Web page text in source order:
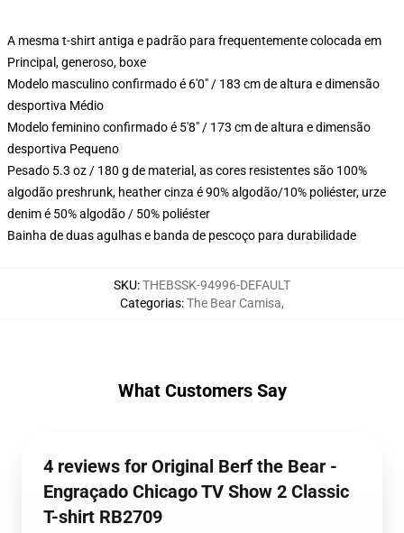
A mesma t-shirt antiga e padrão para frequentemente colocada em
Principal, generoso, boxe
Modelo masculino confirmado é 6'0" / 183 cm de altura e dimensão
desportiva Médio
Modelo feminino confirmado é 5'8" / 173 cm de altura e dimensão
desportiva Pequeno
Pesado 5.3 oz / 180 g de material, as cores resistentes são 100%
algodão preshrunk, heather cinza é 90% algodão/10% poliéster, urze
denim é 50% algodão / 50% poliéster
Bainha de duas agulhas e banda de pescoço para durabilidade
SKU:THEBSSK-94996-DEFAULT
Categorias:The Bear Camisa,
What Customers Say
4 reviews for Original Berf the Bear -
Engraçado Chicago TV Show 2 Classic
T-shirt RB2709